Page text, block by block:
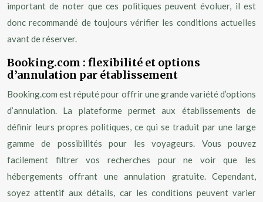
important de noter que ces politiques peuvent évoluer, il est
donc recommandé de toujours vérifier les conditions actuelles
avant de réserver.
Booking.com : flexibilité et options
d’annulation par établissement
Booking.com est réputé pour offrir une grande variété d’options
d’annulation. La plateforme permet aux établissements de
définir leurs propres politiques, ce qui se traduit par une large
gamme de possibilités pour les voyageurs. Vous pouvez
facilement filtrer vos recherches pour ne voir que les
hébergements offrant une annulation gratuite. Cependant,
soyez attentif aux détails, car les conditions peuvent varier